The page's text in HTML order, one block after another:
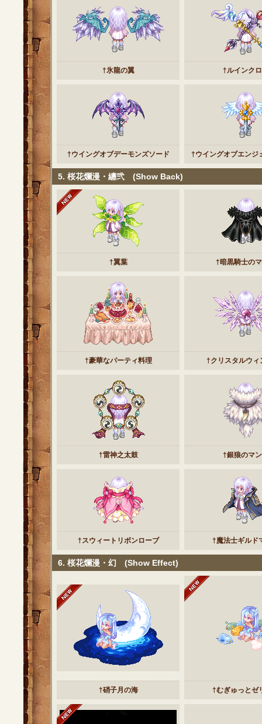
†氷龍の翼 †ルインク
†ウイングオブデーモンズソード †ウイングオブエンジ
5. 桜花爛漫・纏弐 (Show Back)
†翼葉 †暗黒騎士の
†豪華なパーティ料理 †クリスタルウィ
†雷神之太鼓 †銀狼のマ
†スウィートリボンローブ †魔法士ギルド
6. 桜花爛漫・幻 (Show Effect)
†硝子月の海 †むぎゅっとゼ